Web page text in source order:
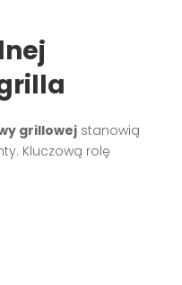
grillowej stanowią
Kluczową rolę